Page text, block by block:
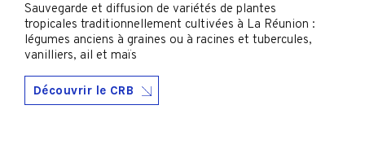
Sauvegarde et diffusion de variétés de plantes
tropicales traditionnellement cultivées à La Réunion :
légumes anciens à graines ou à racines et tubercules,
vanilliers, ail et maïs
Découvrir le CRB